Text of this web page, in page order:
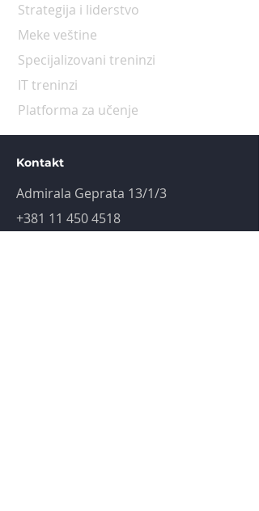
Strategija i liderstvo
Meke veštine
Specijalizovani treninzi
IT treninzi
Platforma za učenje
Kontakt
Admirala Geprata 13/1/3
+381 11 450 4518